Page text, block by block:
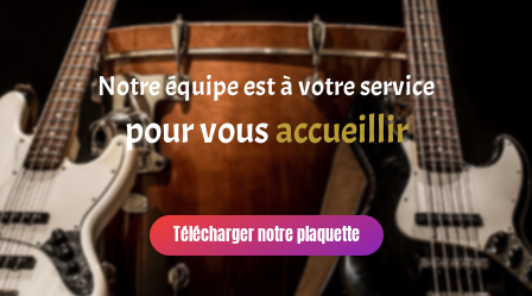
Notre équipe est à votre service
pour vousaccueillir
Télécharger notre plaquette